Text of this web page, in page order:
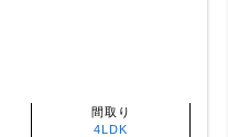
間取り
4LDK